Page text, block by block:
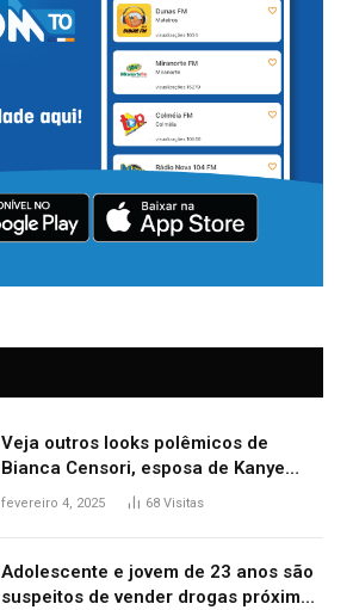
Veja outros looks polêmicos de
Bianca Censori, esposa de Kanye
West que apareceu nua no Grammy
fevereiro 4, 2025 68 Visitas
Adolescente e jovem de 23 anos são
suspeitos de vender drogas próximo